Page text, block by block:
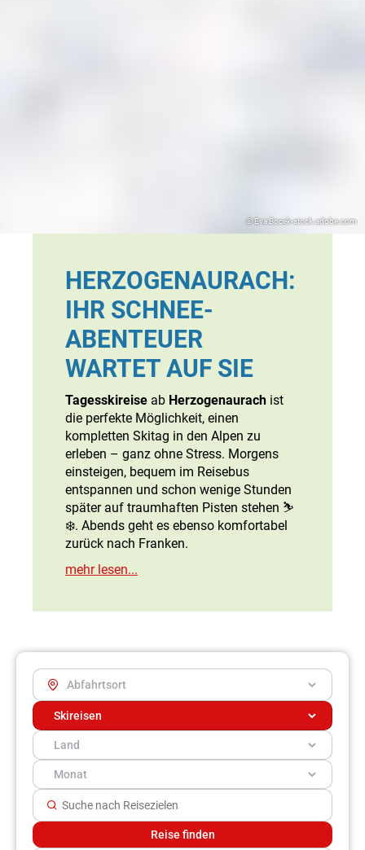
© Eva Bocek-stock.adobe.com
HERZOGENAURACH:
IHR SCHNEE-
ABENTEUER
WARTET AUF SIE
Tagesskireise ab Herzogenaurach ist
die perfekte Möglichkeit, einen
kompletten Skitag in den Alpen zu
erleben – ganz ohne Stress. Morgens
einsteigen, bequem im Reisebus
entspannen und schon wenige Stunden
später auf traumhaften Pisten stehen ⛷️
❄️. Abends geht es ebenso komfortabel
zurück nach Franken.